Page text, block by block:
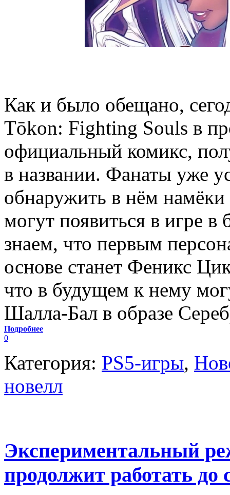
Как и было обещано,
Tōkon: Fighting Souls в
официальный комикс,
в названии. Фанаты уже
обнаружить в нём
могут появиться в игре
знаем, что первым
основе станет Феникс
что в будущем к нему
Шалла-Бал в образе
Подробнее
0
Категория: PS5-игры,
новелл
Экспериментальный
продолжит работать до